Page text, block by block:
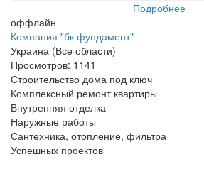
Подробнее
оффлайн
Компания "бк фундамент"
Украина (Все области)
Просмотров: 1141
Строительство дома под ключ
Комплексный ремонт квартиры
Внутренняя отделка
Наружные работы
Сантехника, отопление, фильтра
Успешных проектов